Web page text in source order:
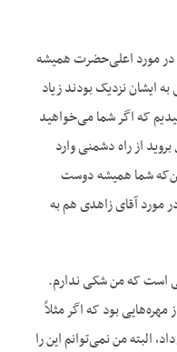
در مورد اعلی‌حضرت همیشه
ایشان نزدیک بودند زیاد
که اگر شما می‌خواهید
از راه دشمنی وارد
این‌که شما همیشه دوست
مورد آقای زاهدی هم به
است که من شکی ندارم.
بود که اگر مثلاً
البته من نمی‌توانم این را